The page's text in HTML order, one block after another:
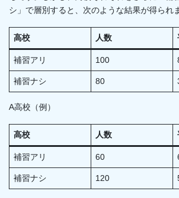
シ」で層別すると、次のような結果が得られ
高校 人数
補習アリ 100
補習ナシ 80
A高校（例）
高校 人数
補習アリ 60
補習ナシ 120